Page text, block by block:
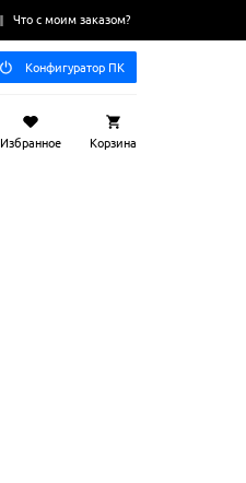
Что с моим заказом?
Конфигуратор ПК
Избранное Корзина